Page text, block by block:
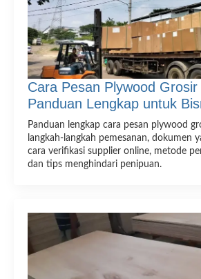
Cara Pesan Plywood Grosir
Panduan Lengkap untuk
Panduan lengkap cara pesan plywood
langkah-langkah pemesanan, dokumen
cara verifikasi supplier online, metode
dan tips menghindari penipuan.